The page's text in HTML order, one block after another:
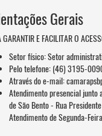
Gerais
GARANTIR E FACILITAR O
Setor físico: Setor
Pelo telefone: (46) 3195-
Através do e-mail:
Atendimento presencial junto
de São Bento - Rua
Atendimento de Segunda-